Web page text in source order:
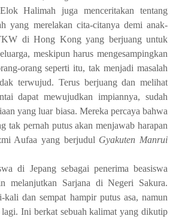
Halimah juga menceritakan tentang
yang merelakan cita-citanya demi anak-
di Hong Kong yang berjuang untuk
meskipun harus mengesampingkan
orang seperti itu, tak menjadi masalah
terwujud. Terus berjuang dan melihat
dapat mewujudkan impiannya, sudah
aan yang luar biasa. Mereka percaya bahwa
tak pernah putus akan menjawab harapan
Aufaa yang berjudul Gyakuten Manrui
di Jepang sebagai penerima beasiswa
melanjutkan Sarjana di Negeri Sakura.
kali dan sempat hampir putus asa, namun
lagi. Ini berkat sebuah kalimat yang dikutip